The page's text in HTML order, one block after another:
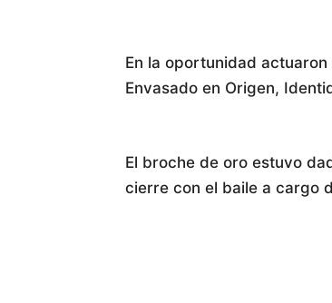
En la oportunidad
Envasado en Origen,
El broche de oro estuvo
cierre con el baile a cargo